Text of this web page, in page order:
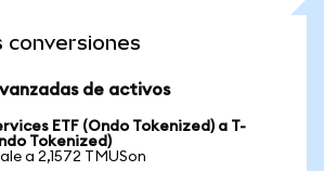
conversiones
de activos
ETF (Ondo Tokenized) a T-
Tokenized)
a 2,1572 TMUSon